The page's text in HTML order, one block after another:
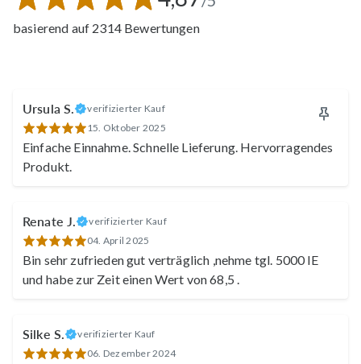
Giuliana
basierend auf 2314 Bewertungen
Ursula S.
verifizierter Kauf
15. Oktober 2025
Einfache Einnahme. Schnelle Lieferung. Hervorragendes
Produkt.
Renate J.
verifizierter Kauf
04. April 2025
Bin sehr zufrieden gut verträglich ,nehme tgl. 5000 IE
und habe zur Zeit einen Wert von 68,5 .
Silke S.
verifizierter Kauf
06. Dezember 2024